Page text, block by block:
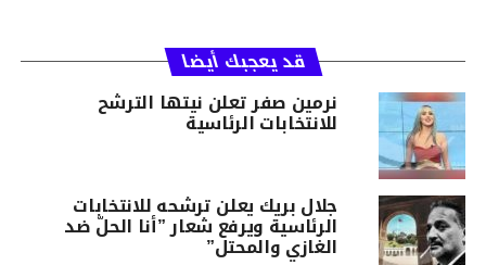
قد يعجبك أيضا
نرمين صفر تعلن نيتها الترشح
للانتخابات الرئاسية
جلال بريك يعلن ترشحه للانتخابات
الرئاسية ويرفع شعار ”أنا الحلّ ضد
الغازي والمحتل”